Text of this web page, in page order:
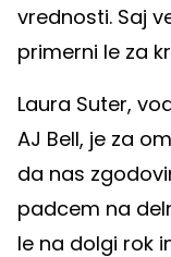
vrednosti. Saj
primerni le za
Laura Suter,
AJ Bell, je za
da nas
padcem na
le na dolgi rok